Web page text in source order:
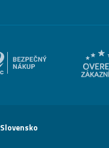
Slovensko